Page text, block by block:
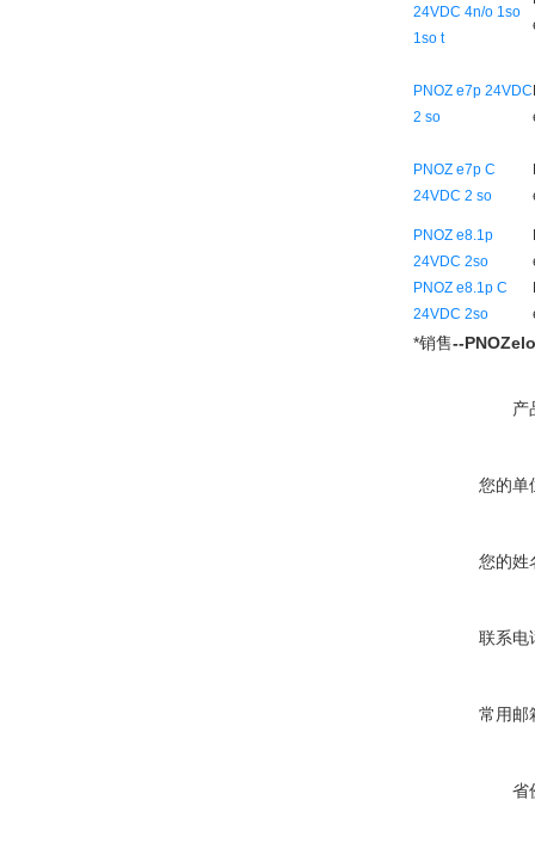
24VDC 4n/o 1so
1so t
PNOZ e7p 24VDC
2 so
PNOZ e7p C
24VDC 2 so
PNOZ e8.1p
24VDC 2so
PNOZ e8.1p C
24VDC 2so
*销售--
产
您的单
您的姓
联系电
常用邮
省